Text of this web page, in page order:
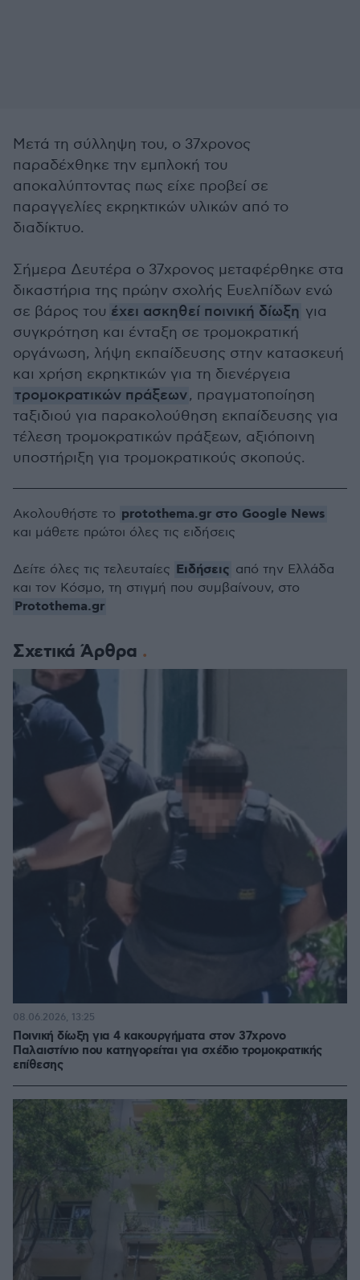
Μετά τη σύλληψη του, ο 37χρονος
παραδέχθηκε την εμπλοκή του
αποκαλύπτοντας πως είχε προβεί σε
παραγγελίες εκρηκτικών υλικών από το
διαδίκτυο.
Σήμερα Δευτέρα ο 37χρονος μεταφέρθηκε στα
δικαστήρια της πρώην σχολής Ευελπίδων ενώ
σε βάρος του έχει ασκηθεί ποινική δίωξη για
συγκρότηση και ένταξη σε τρομοκρατική
οργάνωση, λήψη εκπαίδευσης στην κατασκευή
και χρήση εκρηκτικών για τη διενέργεια
τρομοκρατικών πράξεων, πραγματοποίηση
ταξιδιού για παρακολούθηση εκπαίδευσης για
τέλεση τρομοκρατικών πράξεων, αξιόποινη
υποστήριξη για τρομοκρατικούς σκοπούς.
Σχετικά Άρθρα
Ποινική δίωξη για 4 κακουργήματα στον 37χρονο
Παλαιστίνιο που κατηγορείται για σχέδιο τρομοκρατικής
επίθεσης
08.06.2026, 13:25
Ακολουθήστε το protothema.gr στο Google News
και μάθετε πρώτοι όλες τις ειδήσεις
Δείτε όλες τις τελευταίες Ειδήσεις από την Ελλάδα
και τον Κόσμο, τη στιγμή που συμβαίνουν, στο
Protothema.gr